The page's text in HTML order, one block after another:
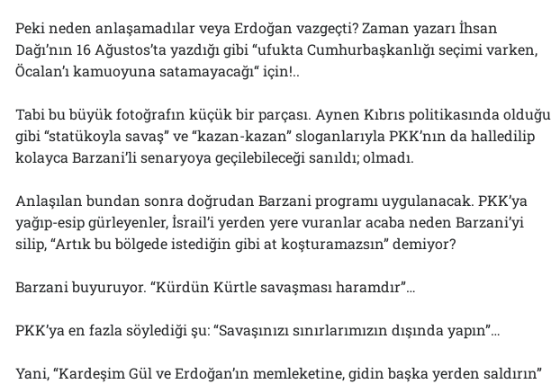
Peki neden anlaşamadılar veya Erdoğan vazgeçti? Zaman yazarı İhsan
Dağı’nın 16 Ağustos’ta yazdığı gibi “ufukta Cumhurbaşkanlığı seçimi varken,
Öcalan’ı kamuoyuna satamayacağı“ için!..
Tabi bu büyük fotoğrafın küçük bir parçası. Aynen Kıbrıs politikasında olduğu
gibi “statükoyla savaş” ve “kazan-kazan” sloganlarıyla PKK’nın da halledilip
kolayca Barzani’li senaryoya geçilebileceği sanıldı; olmadı.
Anlaşılan bundan sonra doğrudan Barzani programı uygulanacak. PKK’ya
yağıp-esip gürleyenler, İsrail’i yerden yere vuranlar acaba neden Barzani’yi
silip, “Artık bu bölgede istediğin gibi at koşturamazsın” demiyor?
Barzani buyuruyor. “Kürdün Kürtle savaşması haramdır”…
PKK’ya en fazla söylediği şu: “Savaşınızı sınırlarımızın dışında yapın”…
Yani, “Kardeşim Gül ve Erdoğan’ın memleketine, gidin başka yerden saldırın”